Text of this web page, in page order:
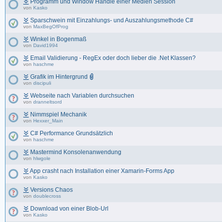
Programm und Window Handle einer Medien Session
von Kasko
Sparschwein mit Einzahlungs- und Auszahlungsmethode C#
von MaxBegOfProg
Winkel in Bogenmaß
von David1994
Email Validierung - RegEx oder doch lieber die .Net Klassen?
von haschme
Grafik im Hintergrund
von discipuli
Webseite nach Variablen durchsuchen
von dranneltsord
Nimmspiel Mechanik
von Hexxer_Main
C# Performance Grundsätzlich
von haschme
Mastermind Konsolenanwendung
von hlwgole
App crasht nach Installation einer Xamarin-Forms App
von Kasko
Versions Chaos
von doublecross
Download von einer Blob-Url
von Kasko